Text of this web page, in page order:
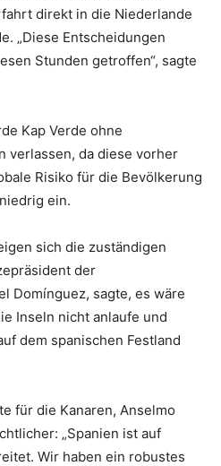
direkt in die Niederlande
„Diese Entscheidungen
Stunden getroffen“, sagte
Kap Verde ohne
verlassen, da diese vorher
Risiko für die Bevölkerung
ein.
sich die zuständigen
der
Domínguez, sagte, es wäre
Inseln nicht anlaufe und
dem spanischen Festland
für die Kanaren, Anselmo
„Spanien ist auf
Wir haben ein robustes